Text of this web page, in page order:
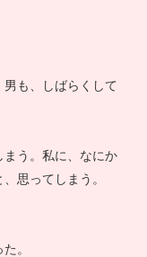
も、しばらくして
う。私に、なにか
思ってしまう。
。